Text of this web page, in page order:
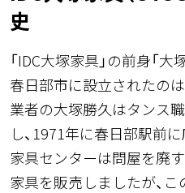
史
「IDC大塚家具」の前身「
春日部市に設立されたの
業者の大塚勝久はタンス
し、1971年に春日部駅前
家具センターは問屋を廃
家具を販売しましたが、こ